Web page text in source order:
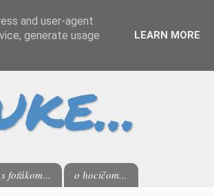
foťákom... o hocičom...
and user-agent
generate usage
LEARN MORE